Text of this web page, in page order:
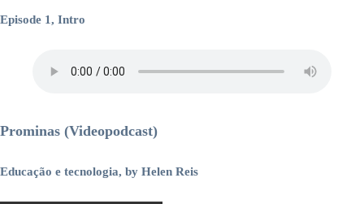
Episode 1, Intro
Prominas (Videopodcast)
Educação e tecnologia, by Helen Reis